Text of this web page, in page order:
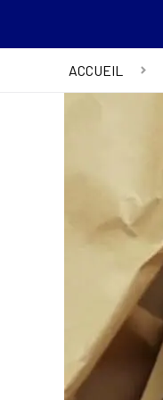
ACCUEIL